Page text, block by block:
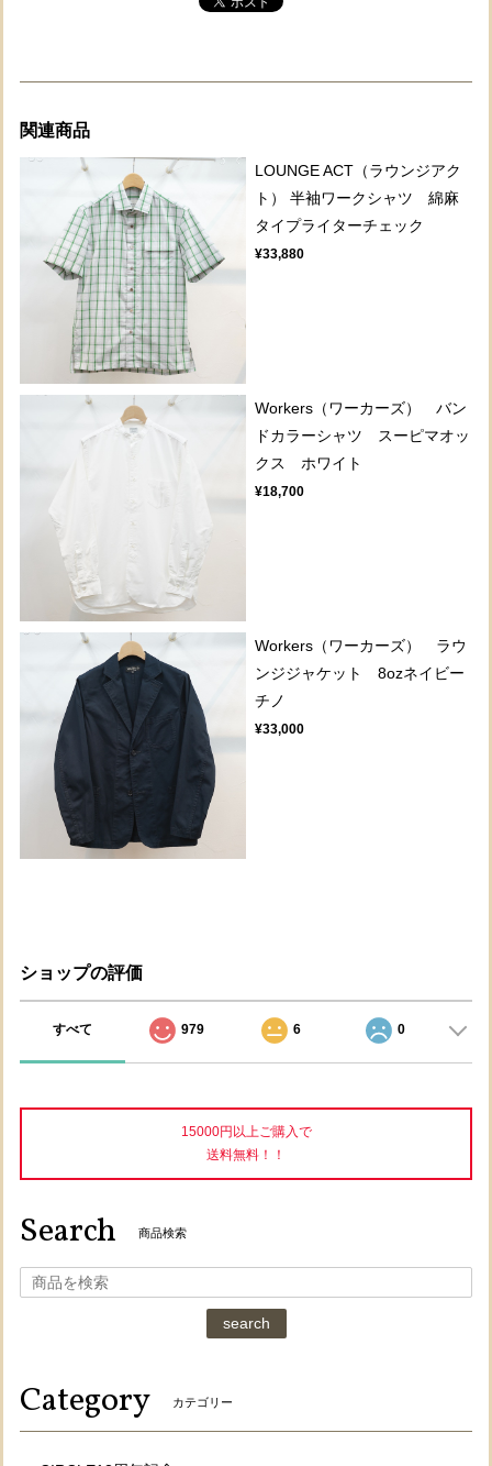
関連商品
LOUNGE ACT（ラウンジアク
ト） 半袖ワークシャツ 綿麻
タイプライターチェック
¥33,880
Workers（ワーカーズ） バン
ドカラーシャツ スーピマオッ
クス ホワイト
¥18,700
Workers（ワーカーズ） ラウ
ンジジャケット 8ozネイビー
チノ
¥33,000
ショップの評価
すべて 979 6 0
15000円以上ご購入で
送料無料！！
Search 商品検索
search
Category カテゴリー